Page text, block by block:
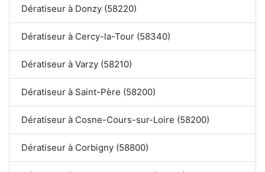
Dératiseur à Donzy (58220)
Dératiseur à Cercy-la-Tour (58340)
Dératiseur à Varzy (58210)
Dératiseur à Saint-Père (58200)
Dératiseur à Cosne-Cours-sur-Loire (58200)
Dératiseur à Corbigny (58800)